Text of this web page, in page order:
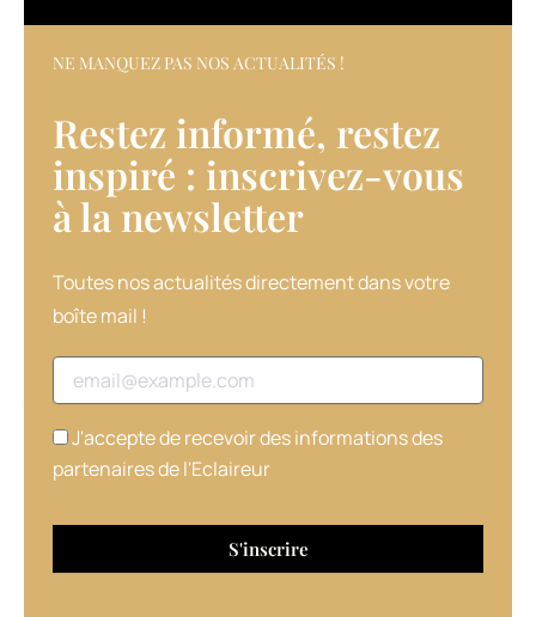
service
couleur.
d’incorporer
mélange
colorant
Fibreplex
d’utiliser
Fibreplex
fixation
des
capillaires
après
shampooing,
NE MANQUEZ PAS NOS ACTUALITÉS !
Restez informé, restez
inspiré : inscrivez-vous
à la newsletter​
Toutes nos actualités directement dans votre
boîte mail !
Adresse email
J'accepte de recevoir des informations des
partenaires de l'Eclaireur